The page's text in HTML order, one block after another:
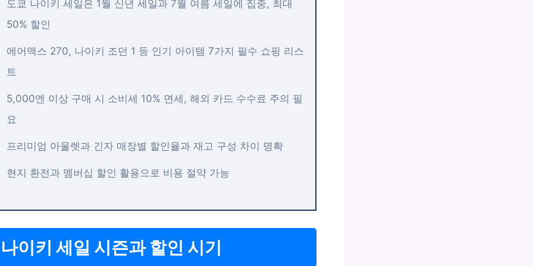
도쿄 나이키 세일은 1월 신년 세일과 7월 여름 세일에 집중, 최대
50% 할인
에어맥스 270, 나이키 조던 1 등 인기 아이템 7가지 필수 쇼핑 리스
트
5,000엔 이상 구매 시 소비세 10% 면세, 해외 카드 수수료 주의 필
요
프리미엄 아울렛과 긴자 매장별 할인율과 재고 구성 차이 명확
현지 환전과 멤버십 할인 활용으로 비용 절약 가능
이키 세일 시즌과 할인 시기